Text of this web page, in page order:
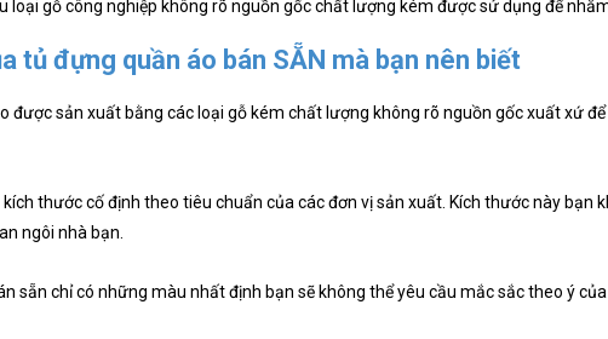
loại gỗ công nghiệp không rõ nguồn gốc chất lượng kém được sử dụng để
tủ đựng quần áo bán SẴN mà bạn nên biết
được sản xuất bằng các loại gỗ kém chất lượng không rõ nguồn gốc xuất xứ
thước cố định theo tiêu chuẩn của các đơn vị sản xuất. Kích thước này bạn
ngôi nhà bạn.
sẵn chỉ có những màu nhất định bạn sẽ không thể yêu cầu mắc sắc theo ý của